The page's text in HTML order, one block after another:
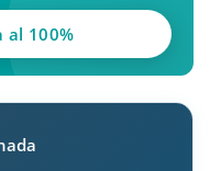
al 100%